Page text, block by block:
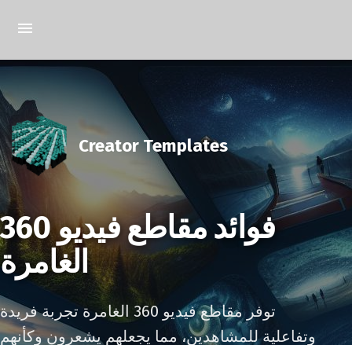
Creator Templates
فوائد مقاطع فيديو 360
الغامرة
توفر مقاطع فيديو 360 الغامرة تجربة فريدة
وتفاعلية للمشاهدين، مما يجعلهم يشعرون وكأنهم